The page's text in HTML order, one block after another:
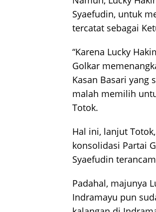
Syaefudin, untuk
tercatat sebagai
“Karena Lucky
Golkar
Kasan Basari yang
malah memilih
Totok.
Hal ini, lanjut
konsolidasi Partai
Syaefudin
Padahal, majunya
Indramayu pun